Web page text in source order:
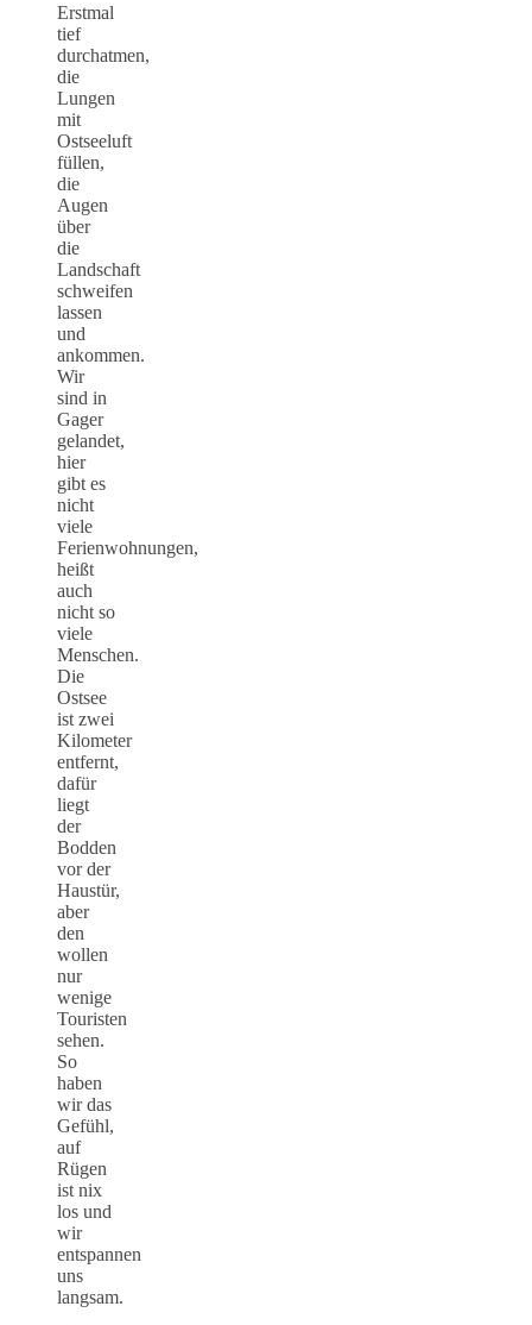
Erstmal
tief
durchatmen,
die
Lungen
mit
Ostseeluft
füllen,
die
Augen
über
die
Landschaft
schweifen
lassen
und
ankommen.
Wir
sind in
Gager
gelandet,
hier
gibt es
nicht
viele
Ferienwohnungen,
heißt
auch
nicht so
viele
Menschen.
Die
Ostsee
ist zwei
Kilometer
entfernt,
dafür
liegt
der
Bodden
vor der
Haustür,
aber
den
wollen
nur
wenige
Touristen
sehen.
So
haben
wir das
Gefühl,
auf
Rügen
ist nix
los und
wir
entspannen
uns
langsam.